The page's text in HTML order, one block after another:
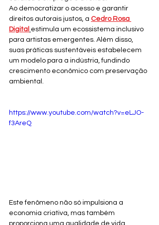
Ao democratizar o acesso e garantir
direitos autorais justos, a Cedro Rosa
Digital estimula um ecossistema inclusivo
para artistas emergentes. Além disso,
suas práticas sustentáveis estabelecem
um modelo para a indústria, fundindo
crescimento econômico com preservação
ambiental.
https://www.youtube.com/watch?v=eLJO-
f3AreQ
Este fenômeno não só impulsiona a
economia criativa, mas também
proporciona uma qualidade de vida